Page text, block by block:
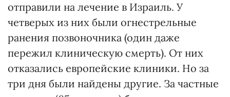
отправили на лечение в Израиль. У
четверых из них были огнестрельные
ранения позвоночника (один даже
пережил клиническую смерть). От них
отказались европейские клиники. Но за
три дня были найдены другие. За частные